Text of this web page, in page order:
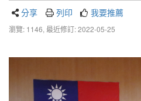
分享 列印 我要推薦
瀏覽: 1146, 最近修訂: 2022-05-25